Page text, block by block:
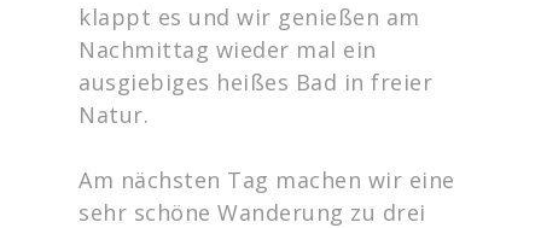
klappt es und wir genießen am
Nachmittag wieder mal ein
ausgiebiges heißes Bad in freier
Natur.
Am nächsten Tag machen wir eine
sehr schöne Wanderung zu drei